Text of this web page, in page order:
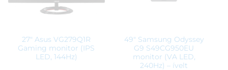
27″ Asus VG279Q1R
Gaming monitor (IPS
LED, 144Hz)
49″ Samsung Odyssey
G9 S49CG950EU
monitor (VA LED,
240Hz) – ívelt